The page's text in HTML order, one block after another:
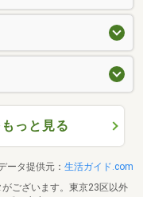
っと見る
ータ提供元： 生活ガイド.com
ございます。東京23区以外